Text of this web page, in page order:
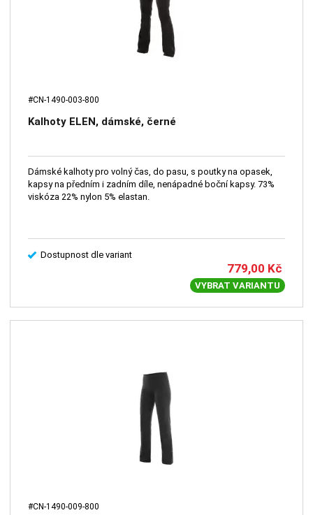
#CN-1490-003-800
Kalhoty ELEN, dámské, černé
Dámské kalhoty pro volný čas, do pasu, s poutky na opasek,
kapsy na předním i zadním díle, nenápadné boční kapsy. 73%
viskóza 22% nylon 5% elastan.
Dostupnost dle variant
779,00 Kč
VYBRAT VARIANTU
#CN-1490-009-800